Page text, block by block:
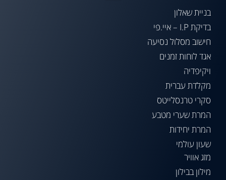
בניית שאלון
בדיקת I.P – איי.פי
חישוב מסלול נסיעה
אגד לוחות זמנים
ויקיפדיה
מקלדת עברית
סקרי טרנסלייטס
המרת שערי מטבע
המרת יחידות
שעון עולמי
מזג אוויר
מילון בבילון